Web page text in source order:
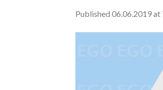
Published 06.06.2019at